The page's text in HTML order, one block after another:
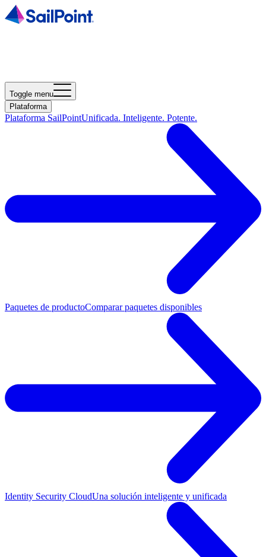
Toggle menu
Plataforma
Plataforma SailPointUnificada. Inteligente. Potente.
Paquetes de productoComparar paquetes disponibles
Identity Security CloudUna solución inteligente y unificada